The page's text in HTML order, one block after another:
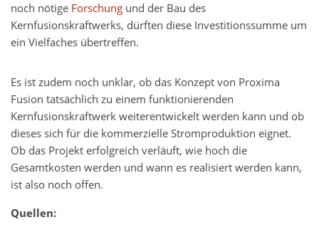
noch nötige Forschung und der Bau des
Kernfusionskraftwerks, dürften diese Investitionssumme um
ein Vielfaches übertreffen.
Es ist zudem noch unklar, ob das Konzept von Proxima
Fusion tatsächlich zu einem funktionierenden
Kernfusionskraftwerk weiterentwickelt werden kann und ob
dieses sich für die kommerzielle Stromproduktion eignet.
Ob das Projekt erfolgreich verläuft, wie hoch die
Gesamtkosten werden und wann es realisiert werden kann,
ist also noch offen.
Quellen: